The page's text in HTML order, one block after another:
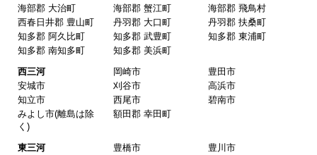
海部郡 大治町
海部郡 蟹江町
海部郡 飛鳥村
西春日井郡 豊山町
丹羽郡 大口町
丹羽郡 扶桑町
知多郡 阿久比町
知多郡 武豊町
知多郡 東浦町
知多郡 南知多町
知多郡 美浜町
西三河
岡崎市
豊田市
安城市
刈谷市
高浜市
知立市
西尾市
碧南市
みよし市(離島は除
く)
額田郡 幸田町
東三河 豊橋市
豊川市